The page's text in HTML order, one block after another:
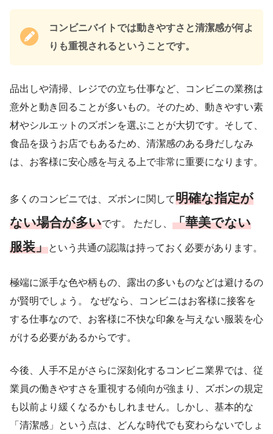
コンビニバイトでは動きやすさと清潔感が何よ
りも重視されるということです。
品出しや清掃、レジでの立ち仕事など、コンビニの業務は
意外と動き回ることが多いもの。そのため、動きやすい素
材やシルエットのズボンを選ぶことが大切です。そして、
食品を扱うお店でもあるため、清潔感のある身だしなみ
は、お客様に安心感を与える上で非常に重要になります。
多くのコンビニでは、ズボンに関して明確な指定が
ない場合が多いです。 ただし、 「華美でない
服装」という共通の認識は持っておく必要があります。
極端に派手な色や柄もの、露出の多いものなどは避けるの
が賢明でしょう。 なぜなら、コンビニはお客様に接客を
する仕事なので、お客様に不快な印象を与えない服装を心
がける必要があるからです。
今後、人手不足がさらに深刻化するコンビニ業界では、従
業員の働きやすさを重視する傾向が強まり、ズボンの規定
も以前より緩くなるかもしれません。しかし、基本的な
「清潔感」という点は、どんな時代でも変わらないでしょ